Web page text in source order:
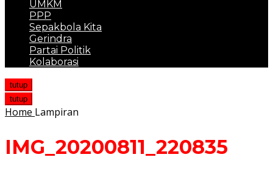
UMKM
PPP
Sepakbola Kita
Gerindra
Partai Politik
Kolaborasi
tutup
tutup
Home Lampiran
IMG_20200811_220835